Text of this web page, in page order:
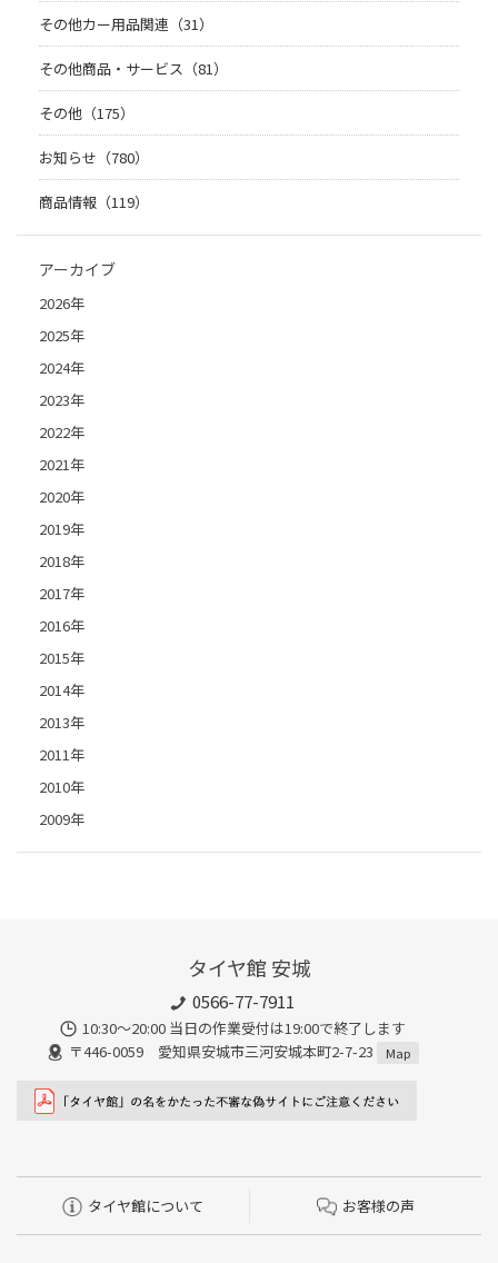
その他カー用品関連（31）
その他商品・サービス（81）
その他（175）
お知らせ（780）
商品情報（119）
アーカイブ
2026年
2025年
2024年
2023年
2022年
2021年
2020年
2019年
2018年
2017年
2016年
2015年
2014年
2013年
2011年
2010年
2009年
タイヤ館 安城
0566-77-7911
10:30〜20:00 当日の作業受付は19:00で終了します
〒446-0059 愛知県安城市三河安城本町2-7-23
Map
タイヤ館について お客様の声